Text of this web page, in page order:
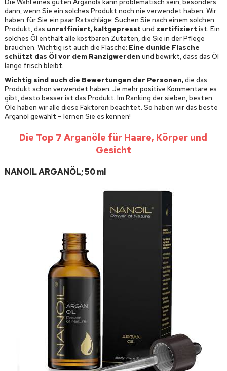
dann, wenn Sie ein solches Produkt noch nie verwendet haben. Wir
haben für Sie ein paar Ratschläge: Suchen Sie nach einem solchen
Produkt, das unraffiniert, kaltgepresst und zertifiziert ist. Ein
solches Öl enthält alle kostbaren Zutaten, die Sie in der Pflege
brauchen. Wichtig ist auch die Flasche: Eine dunkle Flasche
schützt das Öl vor dem Ranzigwerden und bewirkt, dass das Öl
lange frisch bleibt.
Wichtig sind auch die Bewertungen der Personen,die das
Produkt schon verwendet haben. Je mehr positive Kommentare es
gibt, desto besser ist das Produkt. Im Ranking der sieben, besten
Öle haben wir alle diese Faktoren beachtet. So haben wir das beste
Arganöl gewählt – lernen Sie es kennen!
Die Top 7 Arganöle für Haare, Körper und
Gesicht
NANOIL ARGANÖL; 50 ml